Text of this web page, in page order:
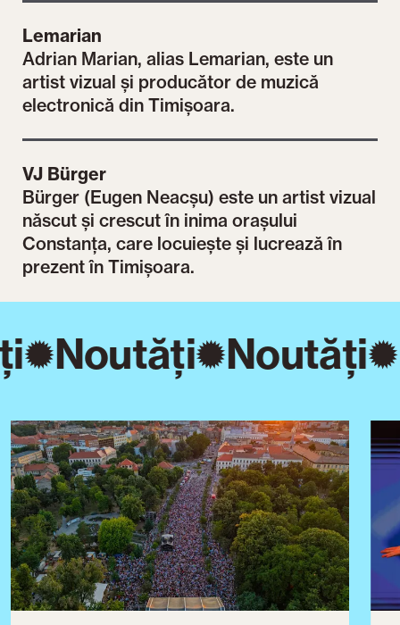
Lemarian
Adrian Marian, alias Lemarian, este un
artist vizual și producător de muzică
electronică din Timișoara.
VJ Bürger
Bürger (Eugen Neacșu) este un artist vizual
născut și crescut în inima orașului
Constanța, care locuiește și lucrează în
prezent în Timișoara.
Noutăți Noutăți